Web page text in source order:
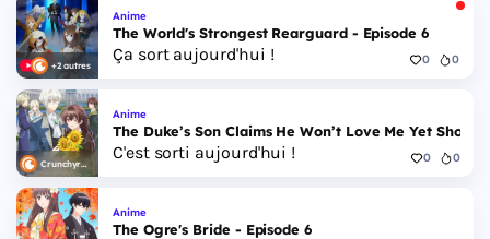
+2 autres
Anime
The World's Strongest Rearguard - Episode 6
Ça sort aujourd'hui ! 0 0
Crunchyroll
Anime
The Duke’s Son Claims He Won’t Love Me Yet
C'est sorti aujourd'hui ! 0 0
Anime
The Ogre's Bride - Episode 6